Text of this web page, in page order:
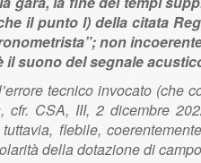
il punto l) della citata
non
suono del segnale
tecnico invocato (che
cfr. CSA, III, 2 dicembre
flebile,
della dotazione di